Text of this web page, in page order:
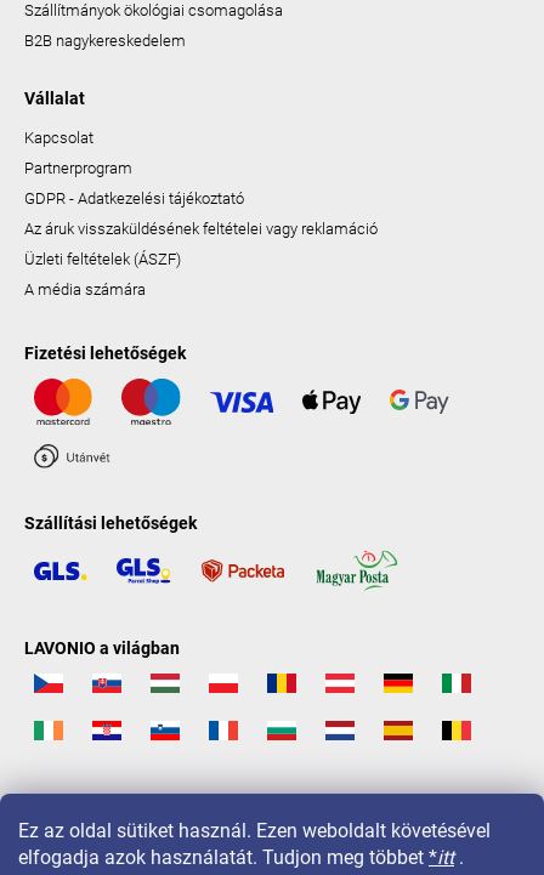
Ez az oldal sütiket használ. Ezen weboldalt követésével
elfogadja azok használatát. Tudjon meg többet *itt.
Szállítmányok ökológiai csomagolása
B2B nagykereskedelem
Vállalat
Kapcsolat
Partnerprogram
GDPR - Adatkezelési tájékoztató
Az áruk visszaküldésének feltételei vagy reklamáció
Üzleti feltételek (ÁSZF)
A média számára
Fizetési lehetőségek
Szállítási lehetőségek
LAVONIO a világban